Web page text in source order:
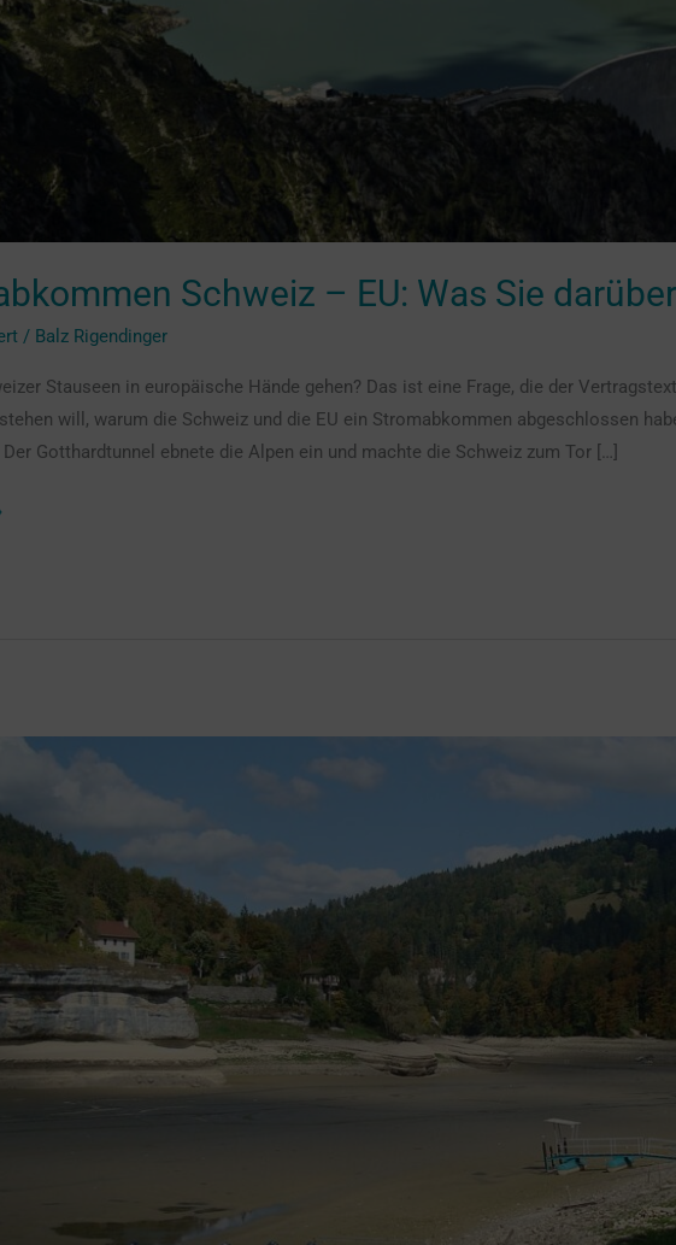
Schweiz – EU: Was Sie
/ Balz Rigendinger
Stauseen in europäische Hände gehen? Das ist eine Frage, die der
will, warum die Schweiz und die EU ein Stromabkommen abgeschlossen
Der Gotthardtunnel ebnete die Alpen ein und machte die Schweiz zum Tor […]